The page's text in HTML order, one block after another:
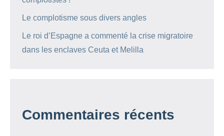
Le complotisme sous divers angles
Le roi d’Espagne a commenté la crise migratoire
dans les enclaves Ceuta et Melilla
Commentaires récents